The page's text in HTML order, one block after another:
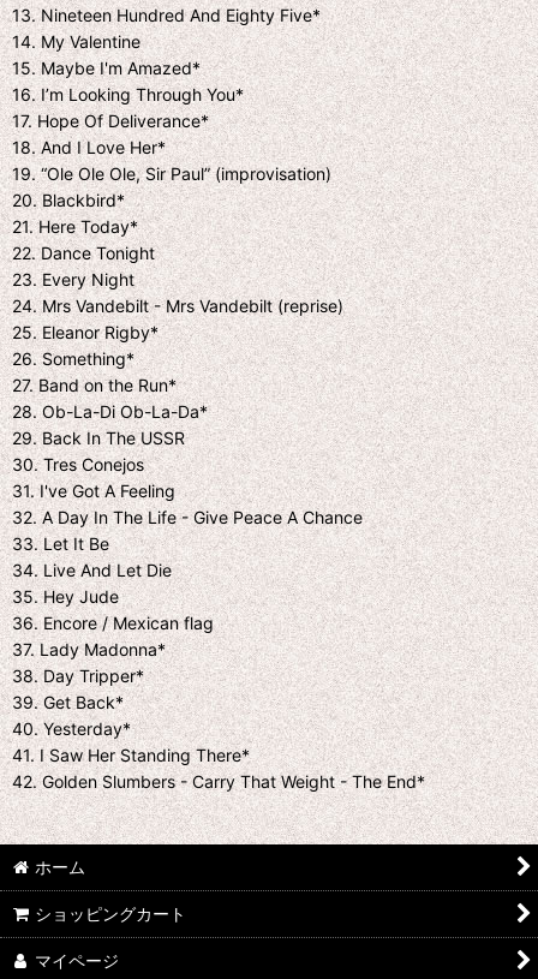
13. Nineteen Hundred And Eighty Five*
14. My Valentine
15. Maybe I'm Amazed*
16. I’m Looking Through You*
17. Hope Of Deliverance*
18. And I Love Her*
19. “Ole Ole Ole, Sir Paul” (improvisation)
20. Blackbird*
21. Here Today*
22. Dance Tonight
23. Every Night
24. Mrs Vandebilt - Mrs Vandebilt (reprise)
25. Eleanor Rigby*
26. Something*
27. Band on the Run*
28. Ob-La-Di Ob-La-Da*
29. Back In The USSR
30. Tres Conejos
31. I've Got A Feeling
32. A Day In The Life - Give Peace A Chance
33. Let It Be
34. Live And Let Die
35. Hey Jude
36. Encore / Mexican flag
37. Lady Madonna*
38. Day Tripper*
39. Get Back*
40. Yesterday*
41. I Saw Her Standing There*
42. Golden Slumbers - Carry That Weight - The End*
ホーム
ショッピングカート
マイページ